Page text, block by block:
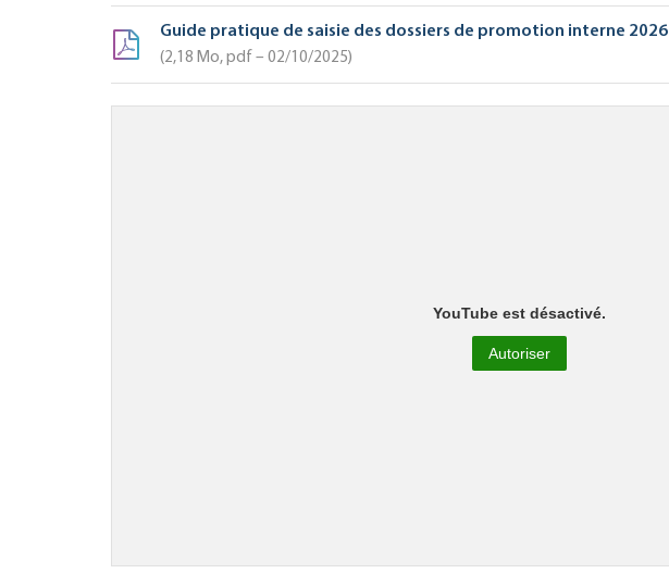
Guide pratique de saisie des dossiers de promotion interne 2026
2,18 Mo, pdf – 02/10/2025
YouTube est désactivé.
Autoriser